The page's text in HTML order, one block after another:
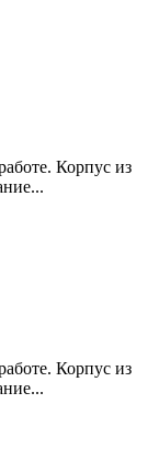
Корпус из
Корпус из